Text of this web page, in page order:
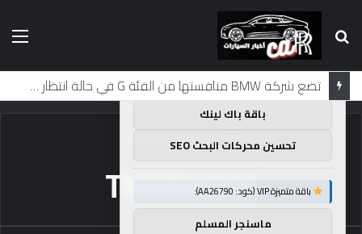
بحث
عن
تضع شركة BMW منافستها من الفئة G في حالة انتظار مع وصول الرياح المعاكسة في الصين إلى موطنها
الرئيسية/
Thinkware
Thinkware
توصيات :
باقة متميزة VIP (كود: AA11138):
باقة باك لينك
تحسين محركات البحث SEO
باقة متميزة VIP (كود: AA26790):
ماسنجر المسلم